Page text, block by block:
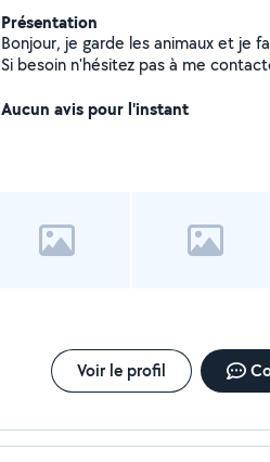
Présentation
Bonjour, je garde les animaux et je
Si besoin n'hésitez pas à me
Aucun avis pour l'instant
Voir le profil